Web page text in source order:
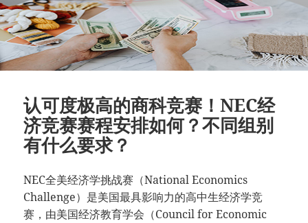
认可度极高的商科竞赛！NEC经
济竞赛赛程安排如何？不同组别
有什么要求？
NEC全美经济学挑战赛（National Economics
Challenge）是美国最具影响力的高中生经济学竞
赛，由美国经济教育学会（Council for Economic